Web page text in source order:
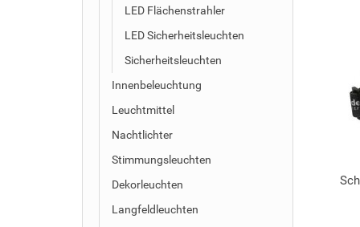
LED Flächenstrahler
LED Sicherheitsleuchten
Sicherheitsleuchten
Innenbeleuchtung
Leuchtmittel
Nachtlichter
Stimmungsleuchten
Dekorleuchten
Langfeldleuchten